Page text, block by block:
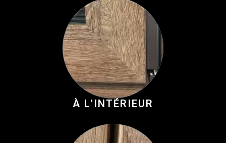
À L'INTÉRIEUR